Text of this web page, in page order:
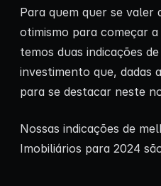
Para quem quer se valer
otimismo para começar
temos duas indicações
investimento que, dadas
para se destacar neste
Nossas indicações de
Imobiliários para 2024